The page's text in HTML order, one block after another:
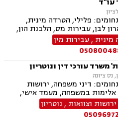
לשון הרע.
פלילי, הטרדה מינית,
לבן, עבירות מס, הלבנת הון,
אלימות במשפחה, עבירות
עבירות סייבר וכו', דיני
ובניה, דיור מוגן, אגודות
מושבים וקיבוצים, פינוי
עסקאות מכר דירה, פינוי
מגרשים לבניה, דיירות
במושבים, רשות מקרקעי
רישום קבלנים, בתים משותפים,
מינית ,עבירות מין
משרד עורכי דין ונוטריון
דיני משפחה, ירושות
אלימות במשפחה, מעמד אישי,
ירושות וצוואות , נוטריון